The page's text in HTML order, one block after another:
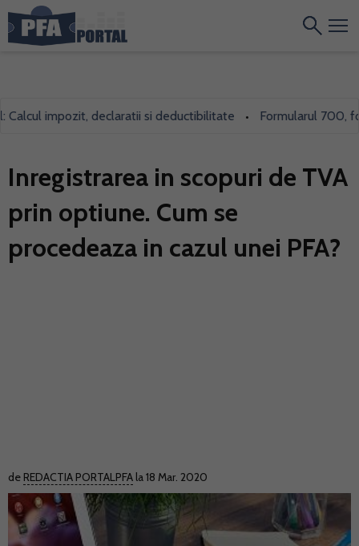
impozit, declaratii si deductibilitate • Formularul 700,
Inregistrarea in scopuri de TVA
prin optiune. Cum se
procedeaza in cazul unei PFA?
de REDACTIA PORTALPFA la 18 Mar. 2020